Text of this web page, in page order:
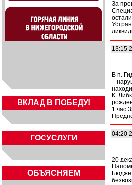
ВКЛАД В ПОБЕДУ!
ГОСУСЛУГИ
ОБЪЯСНЯЕМ
За
13:15
В п.
–
К.
1 час
04:20
20